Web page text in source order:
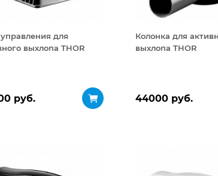
для
выхлопа THOR
руб.
Колонка для
выхлопа THOR
44000 руб.